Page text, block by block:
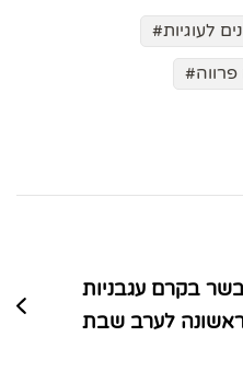
לעוגיות
בקרם עגבניות
לערב שבת